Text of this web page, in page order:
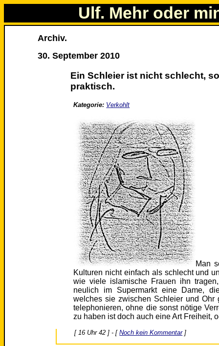
Ulf. Mehr oder
Archiv.
30. September 2010
Ein Schleier ist nicht schlecht,
praktisch.
Kategorie: Verkohlt
Man
Kulturen nicht einfach als schlecht und
wie viele islamische Frauen ihn
neulich im Supermarkt eine Dame,
welches sie zwischen Schleier und Ohr
telephonieren, ohne die sonst nötige
zu haben ist doch auch eine Art Freiheit,
[ 16 Uhr 42 ] - [Noch kein Kommentar]